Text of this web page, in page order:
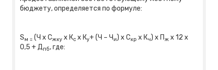
бюджету, определяется по формуле:
Sм = (Ч х Сжку х Кс х Ку+ (Ч – Ч и) х Скр х Кч) х Пж х 12 х
0,5 + Дпб, где: